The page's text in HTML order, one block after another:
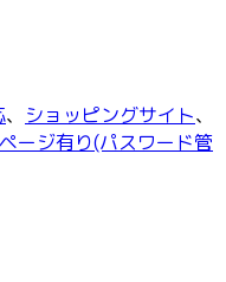
、 ショッピングサイト、
ージ有り(パスワード管